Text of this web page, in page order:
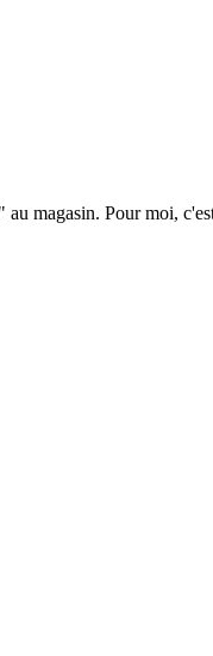
magasin. Pour moi,